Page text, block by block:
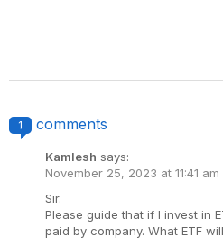
1 comments
Kamlesh says:
November 25, 2023 at 11:41 am
Sir.
Please guide that if I invest in
paid by company. What ETF